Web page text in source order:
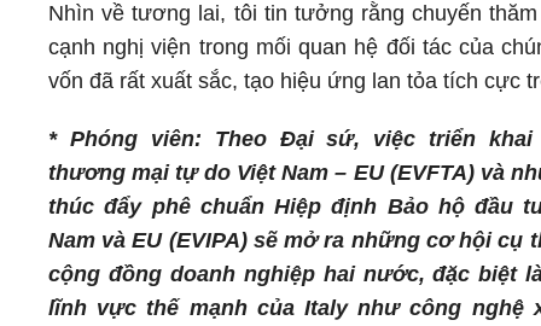
Nhìn về tương lai, tôi tin tưởng rằng chuyến
cạnh nghị viện trong mối quan hệ đối tác của
vốn đã rất xuất sắc, tạo hiệu ứng lan tỏa tích cực
* Phóng viên: Theo Đại sứ, việc triển khai
thương mại tự do Việt Nam – EU (EVFTA) và
thúc đẩy phê chuẩn Hiệp định Bảo hộ đầu
Nam và EU (EVIPA) sẽ mở ra những cơ hội cụ
cộng đồng doanh nghiệp hai nước, đặc biệt
lĩnh vực thế mạnh của Italy như công nghệ